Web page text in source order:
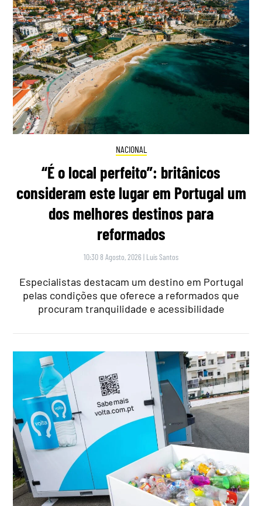
NACIONAL
“É o local perfeito”: britânicos
consideram este lugar em Portugal um
dos melhores destinos para
reformados
10:30 8 Agosto, 2026 | Luís Santos
Especialistas destacam um destino em Portugal
pelas condições que oferece a reformados que
procuram tranquilidade e acessibilidade